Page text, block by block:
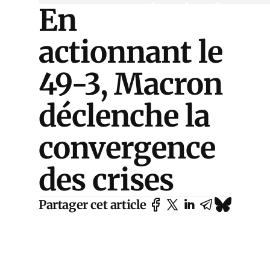
En
actionnant le
49-3, Macron
déclenche la
convergence
des crises
Partager cet article